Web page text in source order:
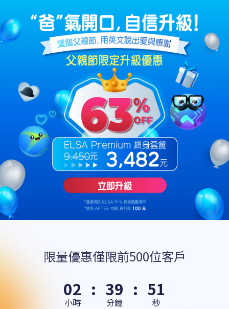
限量優惠僅限前500位客戶
02
小時
: 39
分鐘
: 51
秒